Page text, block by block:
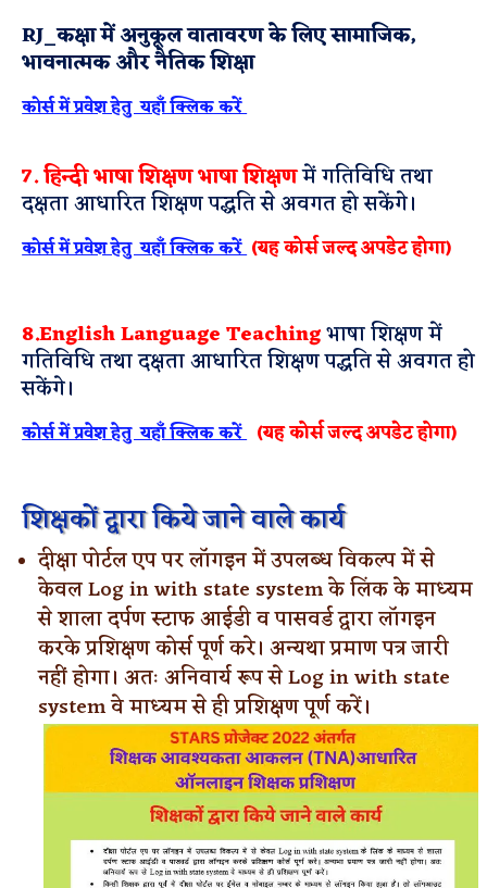
RJ_कक्षा में अनुकूल वातावरण के लिए सामाजिक,
भावनात्मक और नैतिक शिक्षा
कोर्स में प्रवेश हेतु यहाँ क्लिक करें
7. हिन्दी भाषा शिक्षण भाषा शिक्षणमें गतिविधि तथा
दक्षता आधारित शिक्षण पद्धति से अवगत हो सकेंगे।
कोर्स में प्रवेश हेतु यहाँ क्लिक करें(यह कोर्स जल्द अपडेट होगा)
8.English Language Teachingभाषा शिक्षण में
गतिविधि तथा दक्षता आधारित शिक्षण पद्धति से अवगत हो
सकेंगे।
कोर्स में प्रवेश हेतु यहाँ क्लिक करें (यह कोर्स जल्द अपडेट होगा)
शिक्षकों द्वारा किये जाने वाले कार्य
दीक्षा पोर्टल एप पर लॉगइन में उपलब्ध विकल्प में से
केवल Log in with state system के लिंक के माध्यम
से शाला दर्पण स्टाफ आईडी व पासवर्ड द्वारा लॉगइन
करके प्रशिक्षण कोर्स पूर्ण करे। अन्यथा प्रमाण पत्र जारी
नहीं होगा। अतः अनिवार्य रूप से Log in with state
system वे माध्यम से ही प्रशिक्षण पूर्ण करें।